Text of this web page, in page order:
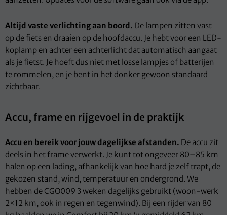
Altijd vaste verlichting aan boord. De lampen zitten vast
op de fiets en draaien op de hoofdaccu. Je hebt voor een LED-
koplamp en achter een achterlicht dat automatisch aangaat
als je fietst. Je hoeft dus niet met losse lampjes of batterijen
te rommelen, en je bent in het donker gewoon standaard
zichtbaar.
Accu, frame en rijgevoel in de praktijk
Accu en bereik voor jouw dagelijkse afstanden. De accu zit
deels in het frame verwerkt. Je kunt tot ongeveer 80–85 km
halen op een lading, afhankelijk van hoe hard je zelf trapt, de
gekozen stand, wind, temperatuur en ondergrond. We
hebben de CGO009 3 weken dagelijks gebruikt (woon-werk
2×12 km, ook in regen en tegenwind). Bij een rijder van 80